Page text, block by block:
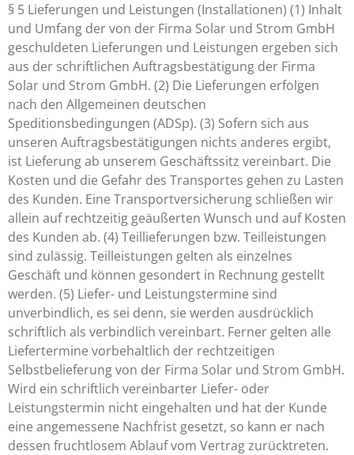
§ 5 Lieferungen und Leistungen (Installationen) (1) Inhalt
und Umfang der von der Firma Solar und Strom GmbH
geschuldeten Lieferungen und Leistungen ergeben sich
aus der schriftlichen Auftragsbestätigung der Firma
Solar und Strom GmbH. (2) Die Lieferungen erfolgen
nach den Allgemeinen deutschen
Speditionsbedingungen (ADSp). (3) Sofern sich aus
unseren Auftragsbestätigungen nichts anderes ergibt,
ist Lieferung ab unserem Geschäftssitz vereinbart. Die
Kosten und die Gefahr des Transportes gehen zu Lasten
des Kunden. Eine Transportversicherung schließen wir
allein auf rechtzeitig geäußerten Wunsch und auf Kosten
des Kunden ab. (4) Teillieferungen bzw. Teilleistungen
sind zulässig. Teilleistungen gelten als einzelnes
Geschäft und können gesondert in Rechnung gestellt
werden. (5) Liefer- und Leistungstermine sind
unverbindlich, es sei denn, sie werden ausdrücklich
schriftlich als verbindlich vereinbart. Ferner gelten alle
Liefertermine vorbehaltlich der rechtzeitigen
Selbstbelieferung von der Firma Solar und Strom GmbH.
Wird ein schriftlich vereinbarter Liefer- oder
Leistungstermin nicht eingehalten und hat der Kunde
eine angemessene Nachfrist gesetzt, so kann er nach
dessen fruchtlosem Ablauf vom Vertrag zurücktreten.